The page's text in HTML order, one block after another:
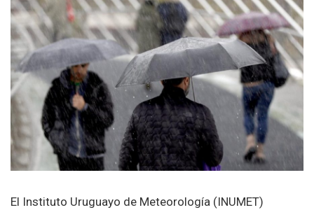
El Instituto Uruguayo de Meteorología (INUMET)